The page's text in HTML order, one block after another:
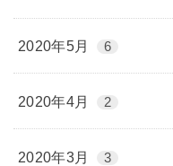
2020年5月 6
2020年4月 2
2020年3月 3